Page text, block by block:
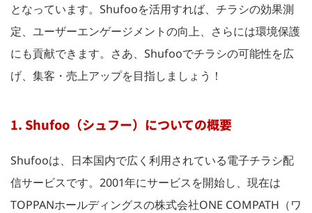
となっています。Shufooを活用すれば、チラシの効果測
定、ユーザーエンゲージメントの向上、さらには環境保護
にも貢献できます。さあ、Shufooでチラシの可能性を広
げ、集客・売上アップを目指しましょう！
1. Shufoo（シュフー）についての概要
Shufooは、日本国内で広く利用されている電子チラシ配
信サービスです。2001年にサービスを開始し、現在は
TOPPANホールディングスの株式会社ONE COMPATH（ワ